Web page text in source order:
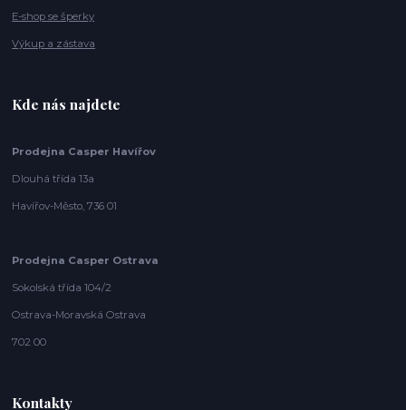
E-shop se šperky
Výkup a zástava
Kde nás najdete
Prodejna Casper Havířov
Dlouhá třída 13a
Havířov-Město, 736 01
Prodejna Casper Ostrava
Sokolská třída 104/2
Ostrava-Moravská Ostrava
702 00
Kontakty